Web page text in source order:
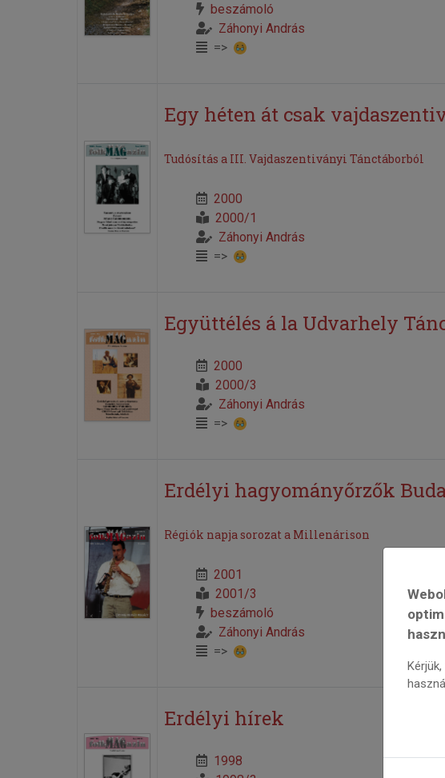
beszámoló
Záhonyi András
=>
Egy héten át csak
Tudósítás a III. Vajdaszentiványi Tánctáborból
2000
2000/1
Záhonyi András
=>
Együttélés á la Udvarhely
2000
2000/3
Záhonyi András
=>
Erdélyi hagyományőrzők
Régiók napja sorozat a Millenárison
2001
2001/3
beszámoló
Záhonyi András
=>
Erdélyi hírek
1998